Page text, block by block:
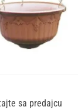
sa predajcu